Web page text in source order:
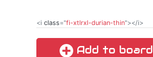
<i class="fi-xtlrxl-durian-thin"></i>
Add to board